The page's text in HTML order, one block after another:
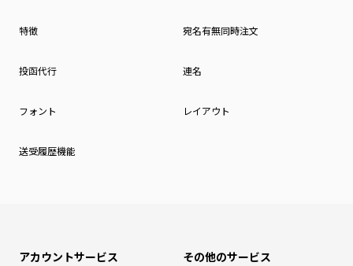
特徴 宛名有無同時注文
投函代行 連名
フォント レイアウト
送受履歴機能
アカウントサービス その他のサービス